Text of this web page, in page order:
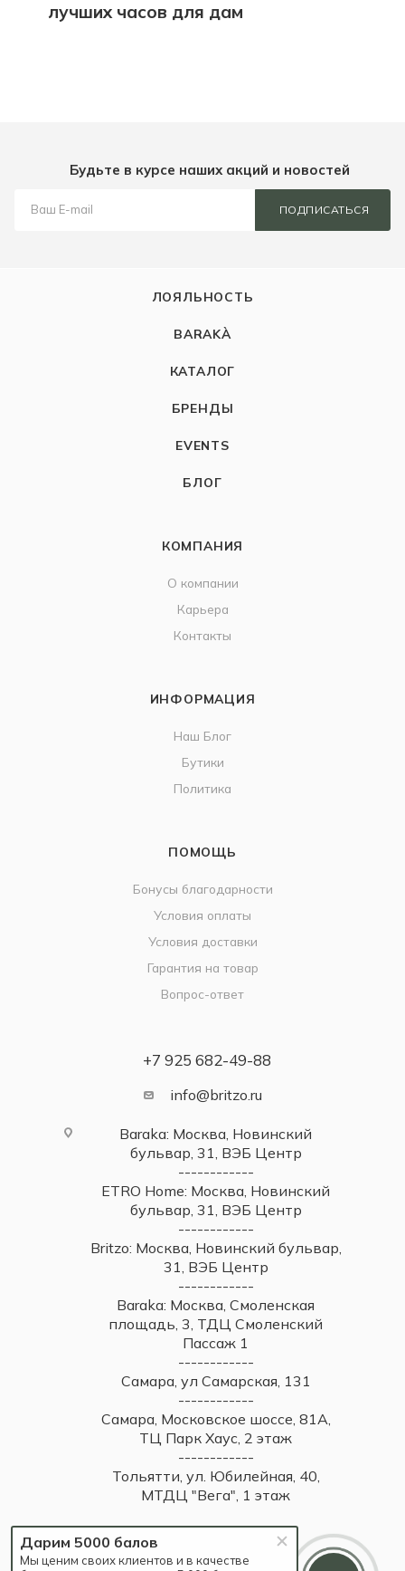
лучших часов для дам
Будьте в курсе наших акций и новостей
ПОДПИСАТЬСЯ
ЛОЯЛЬНОСТЬ
BARAKÀ
КАТАЛОГ
БРЕНДЫ
EVENTS
БЛОГ
КОМПАНИЯ
О компании
Карьера
Контакты
ИНФОРМАЦИЯ
Наш Блог
Бутики
Политика
ПОМОЩЬ
Бонусы благодарности
Условия оплаты
Условия доставки
Гарантия на товар
Вопрос-ответ
+7 925 682-49-88
info@britzo.ru
Baraka: Москва, Новинский
бульвар, 31, ВЭБ Центр
------------
ETRO Home: Москва, Новинский
бульвар, 31, ВЭБ Центр
------------
Britzo: Москва, Новинский бульвар,
31, ВЭБ Центр
------------
Baraka: Москва, Смоленская
площадь, 3, ТДЦ Смоленский
Пассаж 1
------------
Самара, ул Самарская, 131
------------
Самара, Московское шоссе, 81А,
ТЦ Парк Хаус, 2 этаж
------------
Тольятти, ул. Юбилейная, 40,
МТДЦ "Вега", 1 этаж
Дарим 5000 балов
Мы ценим своих клиентов и в качестве